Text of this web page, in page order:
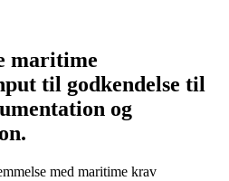
maritime
til godkendelse til
og
med maritime krav